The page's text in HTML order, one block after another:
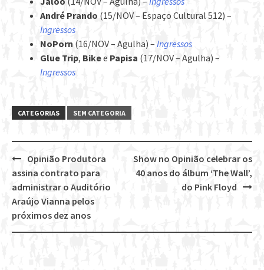
André Prando (15/NOV – Espaço Cultural 512) –
Ingressos
NoPorn (16/NOV – Agulha) – Ingressos
Glue Trip, Bikee Papisa (17/NOV – Agulha) –
Ingressos
CATEGORIAS SEM CATEGORIA
Post
navigation
Show no Opinião celebrar os
40 anos do álbum ‘The Wall’,
do Pink Floyd
Opinião Produtora
assina contrato para
administrar o Auditório
Araújo Vianna pelos
próximos dez anos